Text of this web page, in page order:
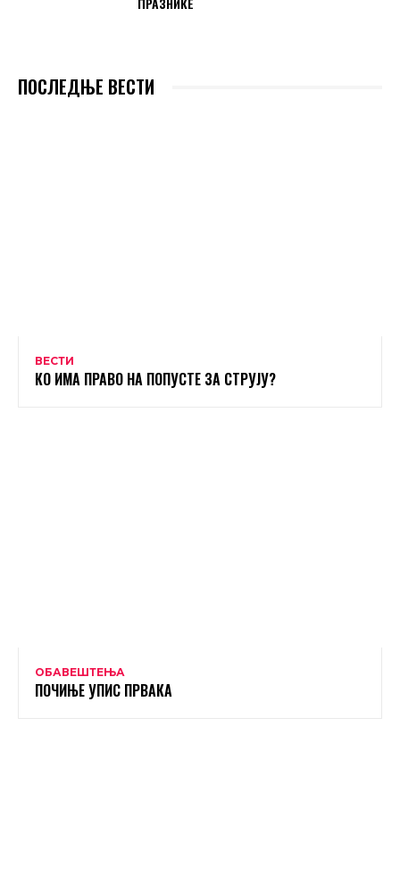
ПОСЛЕДЊЕ ВЕСТИ
ВЕСТИ
КО ИМА ПРАВО НА ПОПУСТЕ ЗА СТРУЈУ?
ОБАВЕШТЕЊА
ПОЧИЊЕ УПИС ПРВАКА